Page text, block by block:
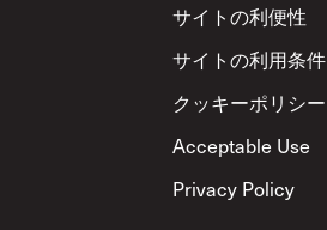
Footer
サイトの利便性
サイトの利用条件
クッキーポリシー
Acceptable Use
Privacy Policy